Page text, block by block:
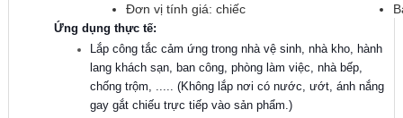
Đơn vị tính giá: chiếc
Ứng dụng thực tế:
Lắp công tắc cảm ứng trong nhà vệ sinh, nhà kho, hành
lang khách sạn, ban công, phòng làm việc, nhà bếp,
c hống trộm, ..... (Không lắp nơi có nước, ướt, ánh nắng
gay gắt chiếu trực tiếp vào sản phẩm.)